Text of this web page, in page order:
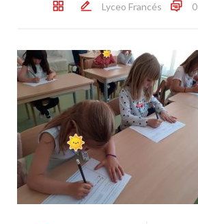
Lyceo Francés